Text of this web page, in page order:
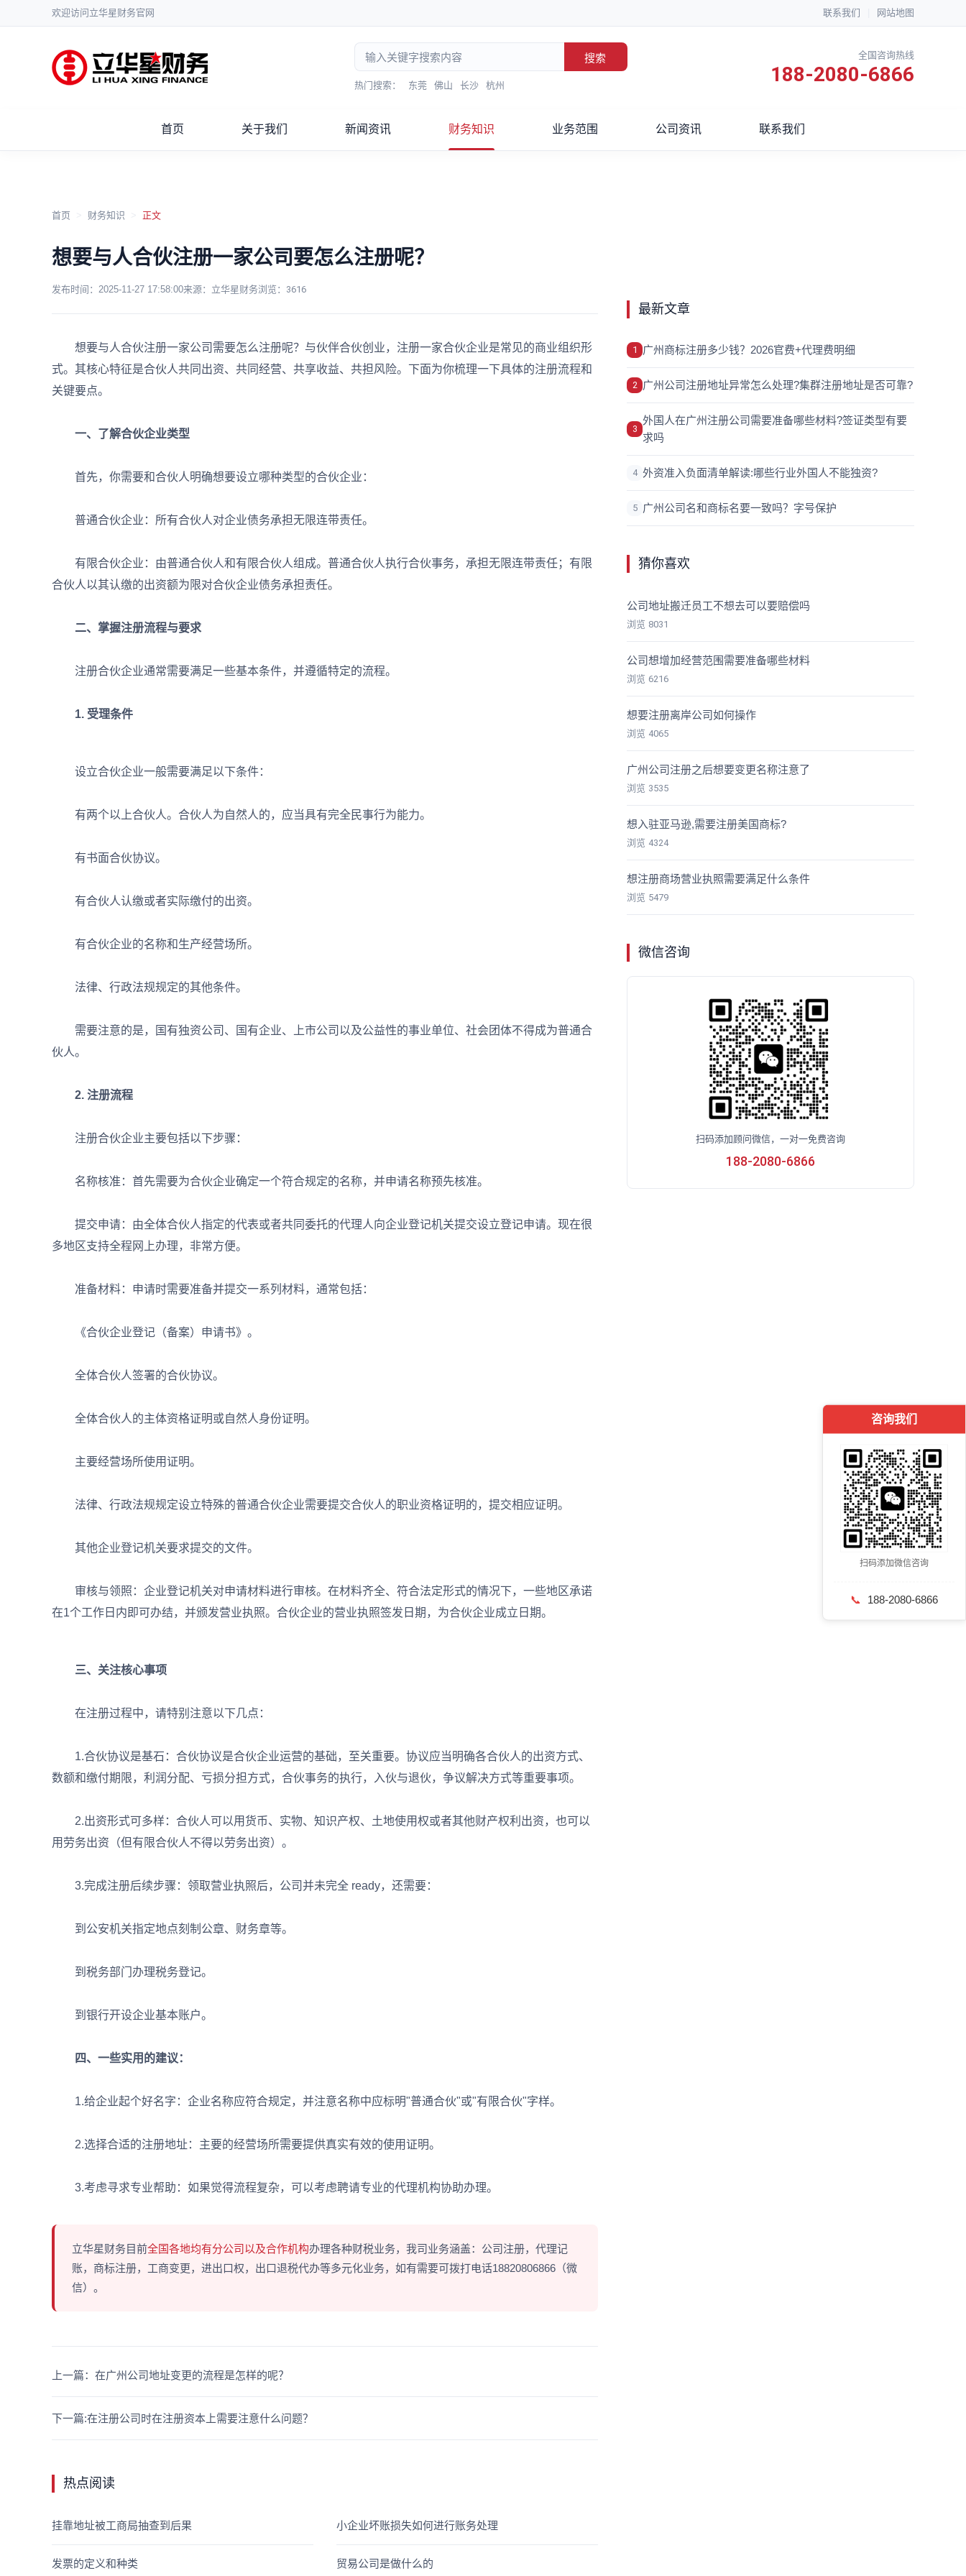
欢迎访问立华星财务官网 联系我们 网站地图
搜索
热门搜索： 东莞 佛山 长沙 杭州
全国咨询热线
188-2080-6866
首页 关于我们 新闻资讯 财务知识 业务范围 公司资讯 联系我们
首页 财务知识 正文
想要与人合伙注册一家公司要怎么注册呢？
发布时间： 2025-11-27 17:58:00来源：立华星财务浏览： 3616
想要与人合伙注册一家公司需要怎么注册呢？与伙伴合伙创业，注册一家合伙企业是常见的商业组织形
式。其核心特征是合伙人共同出资、共同经营、共享收益、共担风险。下面为你梳理一下具体的注册流程和
关键要点。
一、了解合伙企业类型
首先，你需要和合伙人明确想要设立哪种类型的合伙企业：
普通合伙企业：所有合伙人对企业债务承担无限连带责任。
有限合伙企业：由普通合伙人和有限合伙人组成。普通合伙人执行合伙事务，承担无限连带责任；有限
合伙人以其认缴的出资额为限对合伙企业债务承担责任。
二、掌握注册流程与要求
注册合伙企业通常需要满足一些基本条件，并遵循特定的流程。
1. 受理条件
设立合伙企业一般需要满足以下条件：
有两个以上合伙人。合伙人为自然人的，应当具有完全民事行为能力。
有书面合伙协议。
有合伙人认缴或者实际缴付的出资。
有合伙企业的名称和生产经营场所。
法律、行政法规规定的其他条件。
需要注意的是，国有独资公司、国有企业、上市公司以及公益性的事业单位、社会团体不得成为普通合
伙人。
2. 注册流程
注册合伙企业主要包括以下步骤：
名称核准：首先需要为合伙企业确定一个符合规定的名称，并申请名称预先核准。
提交申请：由全体合伙人指定的代表或者共同委托的代理人向企业登记机关提交设立登记申请。现在很
多地区支持全程网上办理，非常方便。
准备材料：申请时需要准备并提交一系列材料，通常包括：
《合伙企业登记（备案）申请书》。
全体合伙人签署的合伙协议。
全体合伙人的主体资格证明或自然人身份证明。
主要经营场所使用证明。
法律、行政法规规定设立特殊的普通合伙企业需要提交合伙人的职业资格证明的，提交相应证明。
其他企业登记机关要求提交的文件。
审核与领照：企业登记机关对申请材料进行审核。在材料齐全、符合法定形式的情况下，一些地区承诺
在1个工作日内即可办结，并颁发营业执照。合伙企业的营业执照签发日期，为合伙企业成立日期。
三、关注核心事项
在注册过程中，请特别注意以下几点：
1.合伙协议是基石：合伙协议是合伙企业运营的基础，至关重要。协议应当明确各合伙人的出资方式、
数额和缴付期限，利润分配、亏损分担方式，合伙事务的执行，入伙与退伙，争议解决方式等重要事项。
2.出资形式可多样：合伙人可以用货币、实物、知识产权、土地使用权或者其他财产权利出资，也可以
用劳务出资（但有限合伙人不得以劳务出资）。
3.完成注册后续步骤：领取营业执照后，公司并未完全 ready，还需要：
到公安机关指定地点刻制公章、财务章等。
到税务部门办理税务登记。
到银行开设企业基本账户。
四、一些实用的建议：
1.给企业起个好名字：企业名称应符合规定，并注意名称中应标明"普通合伙"或"有限合伙"字样。
2.选择合适的注册地址：主要的经营场所需要提供真实有效的使用证明。
3.考虑寻求专业帮助：如果觉得流程复杂，可以考虑聘请专业的代理机构协助办理。
立华星财务目前全国各地均有分公司以及合作机构办理各种财税业务，我司业务涵盖：公司注册，代理记
账，商标注册，工商变更，进出口权，出口退税代办等多元化业务，如有需要可拨打电话18820806866（微
信）。
下一篇:在注册公司时在注册资本上需要注意什么问题？
上一篇：在广州公司地址变更的流程是怎样的呢？
热点阅读
挂靠地址被工商局抽查到后果 小企业坏账损失如何进行账务处理
发票的定义和种类 贸易公司是做什么的
最新文章
1 广州商标注册多少钱？2026官费+代理费明细
2 广州公司注册地址异常怎么处理?集群注册地址是否可靠?
3
外国人在广州注册公司需要准备哪些材料?签证类型有要
求吗
4 外资准入负面清单解读:哪些行业外国人不能独资?
5 广州公司名和商标名要一致吗？字号保护
猜你喜欢
公司地址搬迁员工不想去可以要赔偿吗
浏览 8031
公司想增加经营范围需要准备哪些材料
浏览 6216
想要注册离岸公司如何操作
浏览 4065
广州公司注册之后想要变更名称注意了
浏览 3535
想入驻亚马逊,需要注册美国商标?
浏览 4324
想注册商场营业执照需要满足什么条件
浏览 5479
微信咨询
扫码添加顾问微信，一对一免费咨询
188-2080-6866
咨询我们
扫码添加微信咨询
📞 188-2080-6866